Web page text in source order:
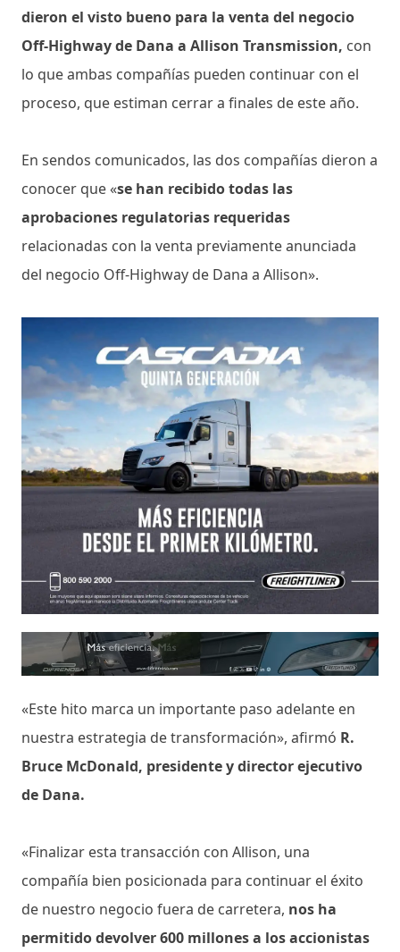
dieron el visto bueno para la venta del negocio
Off-Highway de Dana a Allison Transmission, con
lo que ambas compañías pueden continuar con el
proceso, que estiman cerrar a finales de este año.
En sendos comunicados, las dos compañías dieron a
conocer que «se han recibido todas las
aprobaciones regulatorias requeridas
relacionadas con la venta previamente anunciada
del negocio Off-Highway de Dana a Allison».
«Este hito marca un importante paso adelante en
nuestra estrategia de transformación», afirmó R.
Bruce McDonald, presidente y director ejecutivo
de Dana.
«Finalizar esta transacción con Allison, una
compañía bien posicionada para continuar el éxito
de nuestro negocio fuera de carretera, nos ha
permitido devolver 600 millones a los accionistas